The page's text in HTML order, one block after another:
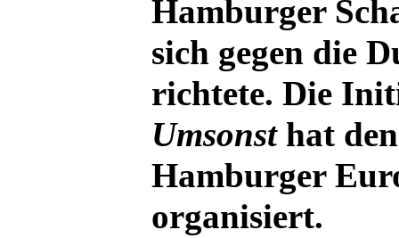
Hamburger
sich gegen die
richtete. Die
Umsonsthat
Hamburger
organisiert.